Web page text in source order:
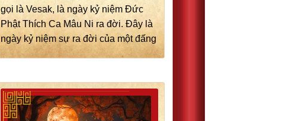
gọi là Vesak, là ngày kỷ niệm Đức
Phật Thích Ca Mâu Ni ra đời. Đây là
ngày kỷ niệm sự ra đời của một đấng